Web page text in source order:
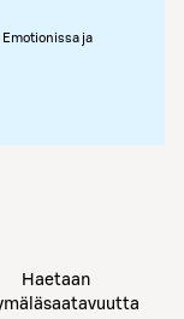
Emotionissa ja
Haetaan